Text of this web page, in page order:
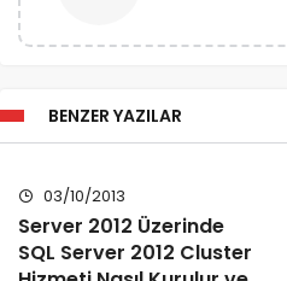
BENZER YAZILAR
03/10/2013
Server 2012 Üzerinde
SQL Server 2012 Cluster